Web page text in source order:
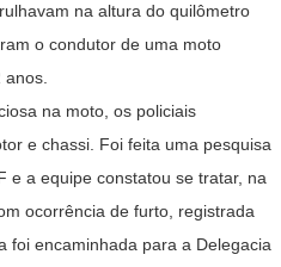
na altura do quilômetro
o condutor de uma moto
na moto, os policiais
e chassi. Foi feita uma pesquisa
e a equipe constatou se tratar, na
ocorrência de furto, registrada
foi encaminhada para a Delegacia